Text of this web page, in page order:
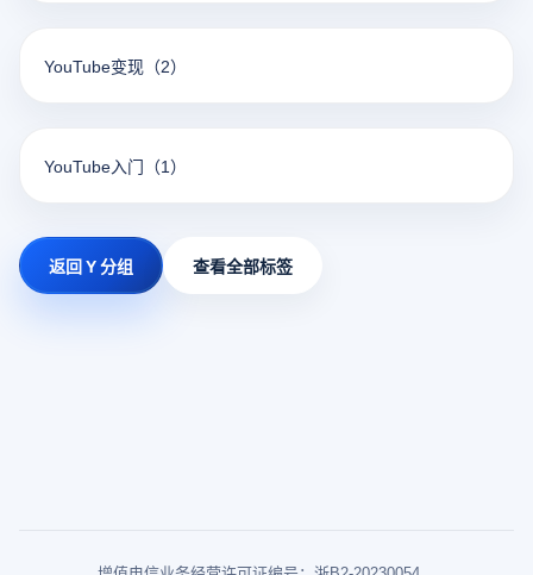
YouTube变现 （2）
YouTube入门 （1）
返回 Y 分组 查看全部标签